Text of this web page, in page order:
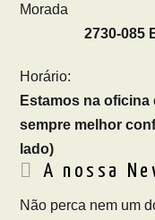
Morada
2730-085
Horário:
Estamos na oficina
sempre melhor
lado)
A nossa
Não perca nem um